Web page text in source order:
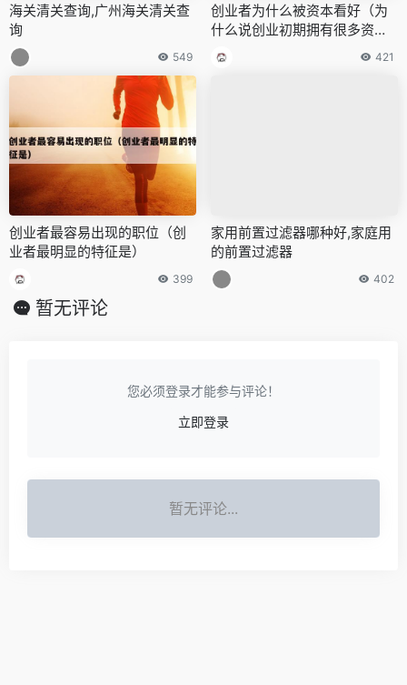
海关清关查询,广州海关清关查
询
549
创业者为什么被资本看好（为
什么说创业初期拥有很多资源
421
创业者最容易出现的职位（创
业者最明显的特征是）
399
家用前置过滤器哪种好,家庭用
的前置过滤器
402
暂无评论
您必须登录才能参与评论！
立即登录
暂无评论...